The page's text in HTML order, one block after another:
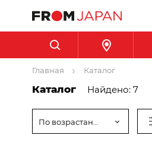
Главная Каталог
Каталог Найдено: 7